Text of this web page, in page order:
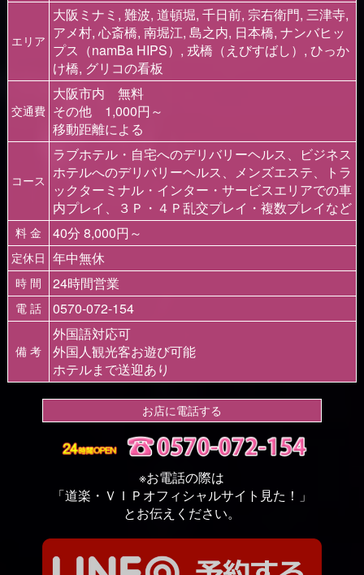
エリア
大阪ミナミ, 難波, 道頓堀, 千日前, 宗右衛門, 三津寺,
アメ村, 心斎橋, 南堀江, 島之内, 日本橋, ナンバヒッ
プス（namBa HIPS）, 戎橋（えびすばし）, ひっか
け橋, グリコの看板
交通費
大阪市内 無料
その他 1,000円～
移動距離による
コース
ラブホテル・自宅へのデリバリーヘルス、ビジネス
ホテルへのデリバリーヘルス、メンズエステ、トラ
ックターミナル・インター・サービスエリアでの車
内プレイ、３Ｐ・４Ｐ乱交プレイ・複数プレイなど
料 金 40分 8,000円～
定休日 年中無休
時 間 24時間営業
電 話 0570-072-154
備 考
外国語対応可
外国人観光客お遊び可能
ホテルまで送迎あり
お店に電話する
※お電話の際は
「道楽・ＶＩＰオフィシャルサイト見た！」
とお伝えください。